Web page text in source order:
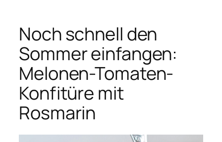
Noch schnell den
Sommer einfangen:
Melonen-Tomaten-
Konfitüre mit
Rosmarin